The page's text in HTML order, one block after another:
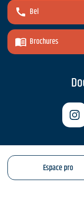
Bel
Brochures
Espace pro